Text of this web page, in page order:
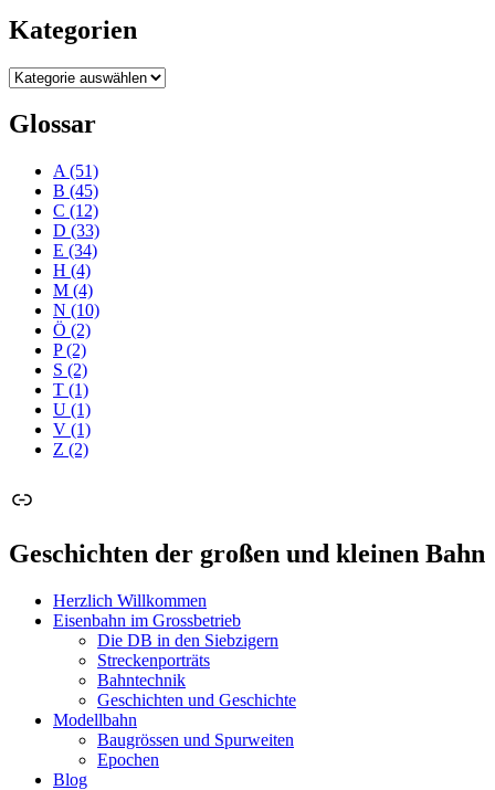
Kategorien
Kategorien
Glossar
A (51)
B (45)
C (12)
D (33)
E (34)
H (4)
M (4)
N (10)
Ö (2)
P(2)
S (2)
T (1)
U (1)
V (1)
Z (2)
Link
Geschichten der großen und kleinen Bahn
Herzlich Willkommen
Eisenbahn im Grossbetrieb
Die DB in den Siebzigern
Streckenporträts
Bahntechnik
Geschichten und Geschichte
Modellbahn
Baugrössen und Spurweiten
Epochen
Blog